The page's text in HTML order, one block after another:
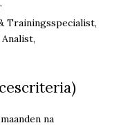
Trainingsspecialist,
na